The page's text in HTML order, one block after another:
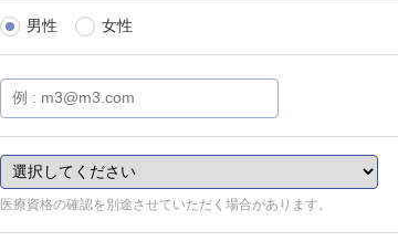
男性 女性
医療資格の確認を別途させていただく場合があります。